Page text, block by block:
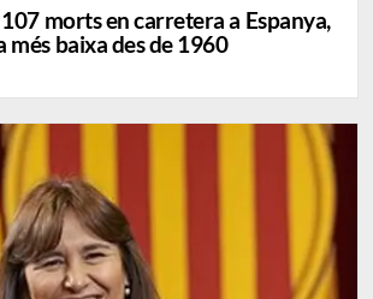
morts en carretera a Espanya,
més baixa des de 1960